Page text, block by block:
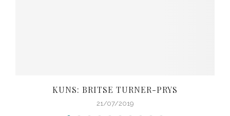
KUNS: BRITSE TURNER-PRYS
21/07/2019